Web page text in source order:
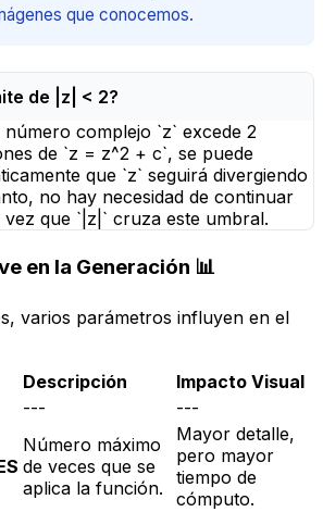
que conocemos.
de |z| < 2?
complejo `z` excede 2
de `z = z^2 + c`, se puede
que `z` seguirá divergiendo
no hay necesidad de continuar
que `|z|` cruza este umbral.
en la Generación 📊
varios parámetros influyen en el
Descripción
Impacto Visual
--- ---
Número máximo
de veces que se
aplica la función.
Mayor detalle,
pero mayor
tiempo de
cómputo.